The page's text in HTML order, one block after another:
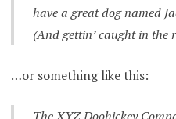
have a great dog named
(And gettin’ caught in the
…or something like this:
The XYZ Doohickey